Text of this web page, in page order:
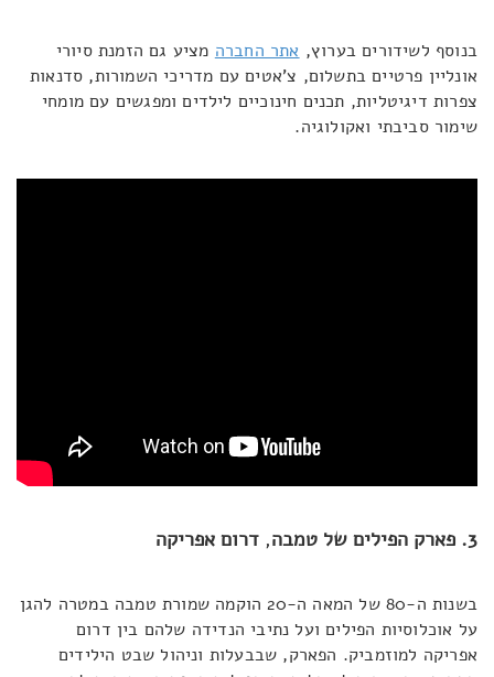
בנוסף לשידורים בערוץ, אתר החברה מציע גם הזמנת סיורי
אונליין פרטיים בתשלום, צ'אטים עם מדריכי השמורות, סדנאות
צפרות דיגיטליות, תכנים חינוכיים לילדים ומפגשים עם מומחי
שימור סביבתי ואקולוגיה.
3. פארק הפילים של טמבה , דרום אפריקה
בשנות ה-80 של המאה ה-20 הוקמה שמורת טמבה במטרה להגן
על אוכלוסיות הפילים ועל נתיבי הנדידה שלהם בין דרום
אפריקה למוזמביק. הפארק, שבבעלות וניהול שבט הילידים